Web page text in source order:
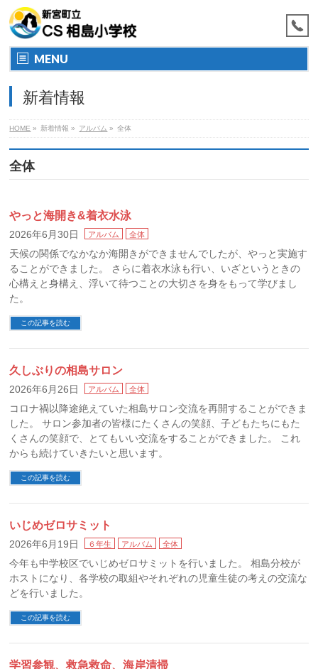
MENU
新着情報
HOME » 新着情報 » アルバム » 全体
全体
やっと海開き&着衣水泳
2026年6月30日 アルバム 全体
天候の関係でなかなか海開きができませんでしたが、やっと実施す
ることができました。 さらに着衣水泳も行い、いざというときの
心構えと身構え、浮いて待つことの大切さを身をもって学びまし
た。
この記事を読む
久しぶりの相島サロン
2026年6月26日 アルバム 全体
コロナ禍以降途絶えていた相島サロン交流を再開することができま
した。 サロン参加者の皆様にたくさんの笑顔、子どもたちにもた
くさんの笑顔で、とてもいい交流をすることができました。 これ
からも続けていきたいと思います。
この記事を読む
いじめゼロサミット
2026年6月19日 ６年生 アルバム 全体
今年も中学校区でいじめゼロサミットを行いました。 相島分校が
ホストになり、各学校の取組やそれぞれの児童生徒の考えの交流な
どを行いました。
この記事を読む
学習参観、救急救命、海岸清掃